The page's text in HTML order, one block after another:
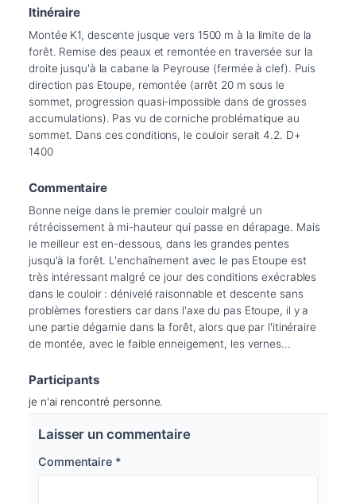
Itinéraire
Montée K1, descente jusque vers 1500 m à la limite de la
forêt. Remise des peaux et remontée en traversée sur la
droite jusqu'à la cabane la Peyrouse (fermée à clef). Puis
direction pas Etoupe, remontée (arrêt 20 m sous le
sommet, progression quasi-impossible dans de grosses
accumulations). Pas vu de corniche problématique au
sommet. Dans ces conditions, le couloir serait 4.2. D+
1400
Commentaire
Bonne neige dans le premier couloir malgré un
rétrécissement à mi-hauteur qui passe en dérapage. Mais
le meilleur est en-dessous, dans les grandes pentes
jusqu'à la forêt. L'enchaînement avec le pas Etoupe est
très intéressant malgré ce jour des conditions exécrables
dans le couloir : dénivelé raisonnable et descente sans
problèmes forestiers car dans l'axe du pas Etoupe, il y a
une partie dégarnie dans la forêt, alors que par l'itinéraire
de montée, avec le faible enneigement, les vernes...
Participants
je n'ai rencontré personne.
Laisser un commentaire
Commentaire *